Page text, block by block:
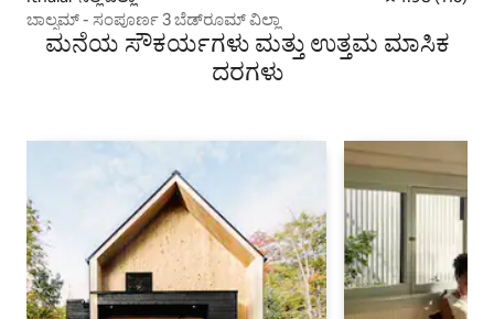
ಬಾಲ್ಸಮ್ - ಸಂಪೂರ್ಣ 3 ಬೆಡ್‌ರೂಮ್ ವಿಲ್ಲಾ
ಮನೆಯ ಸೌಕರ್ಯಗಳು ಮತ್ತು ಉತ್ತಮ ಮಾಸಿಕ
ದರಗಳು